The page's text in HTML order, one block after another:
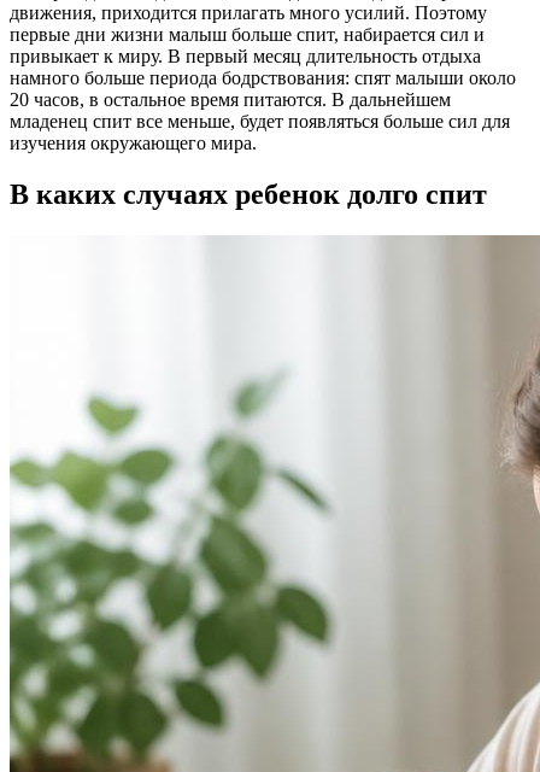
движения, приходится прилагать много усилий. Поэтому
первые дни жизни малыш больше спит, набирается сил и
привыкает к миру. В первый месяц длительность отдыха
намного больше периода бодрствования: спят малыши около
20 часов, в остальное время питаются. В дальнейшем
младенец спит все меньше, будет появляться больше сил для
изучения окружающего мира.
В каких случаях ребенок долго спит